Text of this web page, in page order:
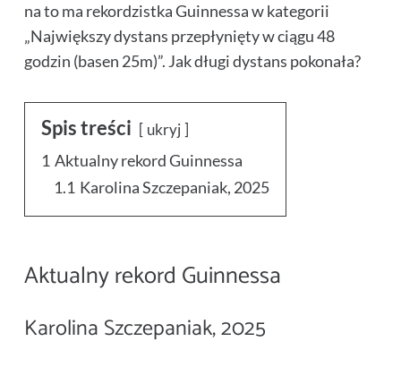
na to ma rekordzistka Guinnessa w kategorii
„Największy dystans przepłynięty w ciągu 48
godzin (basen 25m)”. Jak długi dystans pokonała?
Spis treści ukryj
1 Aktualny rekord Guinnessa
1.1 Karolina Szczepaniak, 2025
Aktualny rekord Guinnessa
Karolina Szczepaniak, 2025